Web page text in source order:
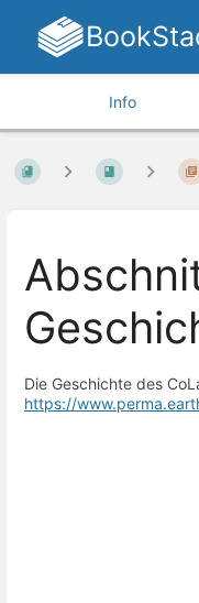
Info
Die Geschichte des
https://